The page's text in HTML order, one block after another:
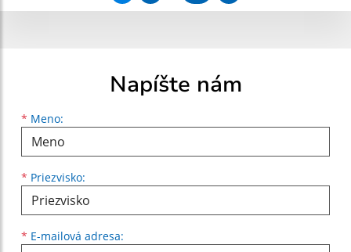
Napíšte nám
* Meno:
Meno
* Priezvisko:
Priezvisko
* E-mailová adresa:
E-mailová adresa